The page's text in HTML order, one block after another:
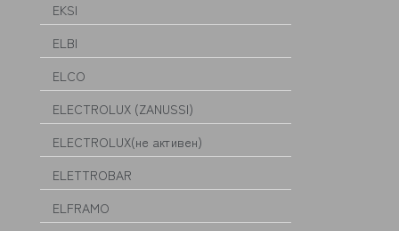
EKSI
ELBI
ELCO
ELECTROLUX (ZANUSSI)
ELECTROLUX(не активен)
ELETTROBAR
ELFRAMO